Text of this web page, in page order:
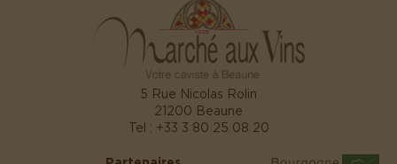
5 Rue Nicolas Rolin
21200 Beaune
Tel : +33 3 80 25 08 20